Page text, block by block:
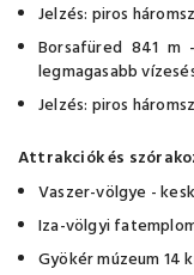
Jelzés: piros
Borsafüred 841 m
legmagasabb
Jelzés: piros
Attrakciók és
Vaszer-völgye -
Iza-völgyi
Gyökér múzeum 14